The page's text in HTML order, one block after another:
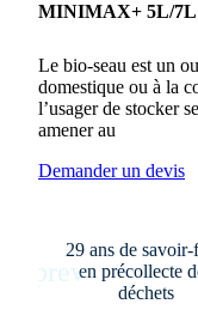
MINIMAX+ 5L/7L
Le bio-seau est un
domestique ou à la
l’usager de stocker
amener au
Demander un devis
29 ans de savoir-
en précollecte
déchets